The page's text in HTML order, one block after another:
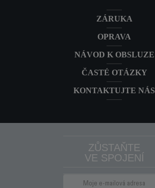
Bezsáčkový vysavač Rowenta Green Force
Cyclonic Max 900W Classic RO7B11
ZÁRUKA
OPRAVA
NÁVOD K OBSLUZE
ČASTÉ OTÁZKY
KONTAKTUJTE NÁS
ZŮSTAŇTE
VE SPOJENÍ